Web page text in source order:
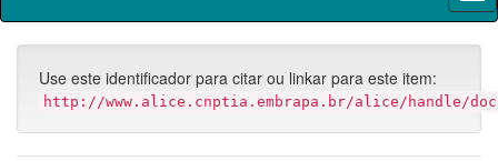
Use este identificador para citar ou linkar para este item:
http://www.alice.cnptia.embrapa.br/alice/handle/